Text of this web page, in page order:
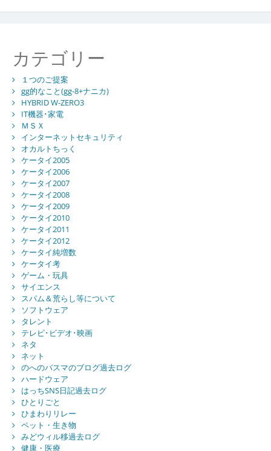
カテゴリー
１つのご提案
gg的なこと(gg-8+ナニカ)
HYBRID W-ZERO3
IT機器･家電
ＭＳＸ
インターネットセキュリティ
オカルトちっく
ケータイ2005
ケータイ2006
ケータイ2007
ケータイ2008
ケータイ2009
ケータイ2010
ケータイ2011
ケータイ2012
ケータイ純増数
ケータイ考
ゲーム・玩具
サイエンス
スパム＆荒らし等について
ソフトウェア
タレント
テレビ･ビデオ･映画
ネタ
ネット
のへのバスマのブログ過去ログ
ハードウェア
はっちSNS日記過去ログ
ひとりごと
ひまわりリレー
ペット・生き物
みどウィル移過去ログ
健康・医療